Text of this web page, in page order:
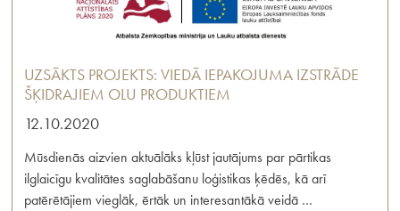
UZSĀKTS PROJEKTS: VIEDĀ IEPAKOJUMA IZSTRĀDE
ŠĶIDRAJIEM OLU PRODUKTIEM
12.10.2020
Mūsdienās aizvien aktuālāks kļūst jautājums par pārtikas
ilglaicīgu kvalitātes saglabāšanu loģistikas ķēdēs, kā arī
patērētājiem vieglāk, ērtāk un interesantākā veidā …